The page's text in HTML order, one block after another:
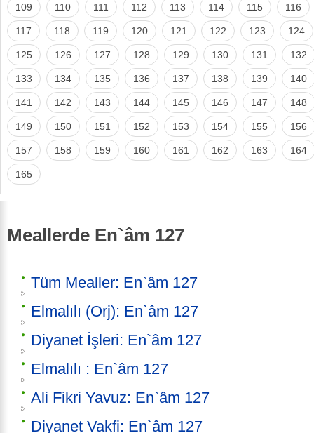
109 110 111 112 113 114 115 116
117 118 119 120 121 122 123 124
125 126 127 128 129 130 131 132
133 134 135 136 137 138 139 140
141 142 143 144 145 146 147 148
149 150 151 152 153 154 155 156
157 158 159 160 161 162 163 164
165
Meallerde En`âm 127
Tüm Mealler: En`âm 127
Elmalılı (Orj): En`âm 127
Diyanet İşleri: En`âm 127
Elmalılı : En`âm 127
Ali Fikri Yavuz: En`âm 127
Diyanet Vakfi: En`âm 127